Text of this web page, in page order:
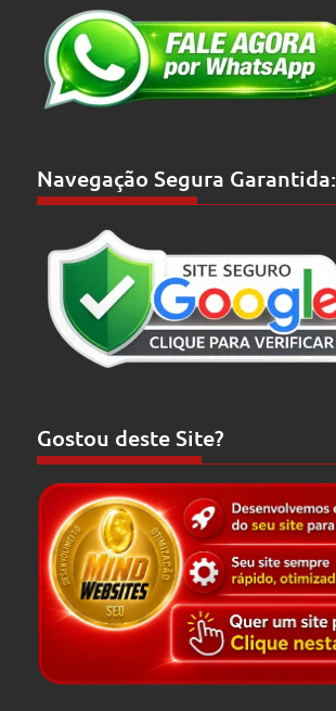
Navegação Segura Garantida:
Gostou deste Site?